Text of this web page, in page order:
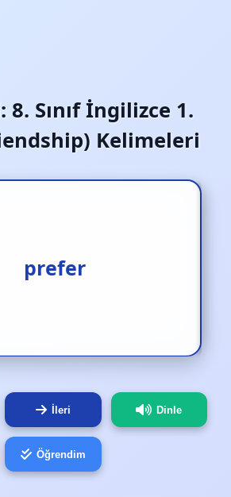
8. Sınıf İngilizce 1.
Kelimeleri
prefer
tercih etmek
İleri Dinle
Öğrendim